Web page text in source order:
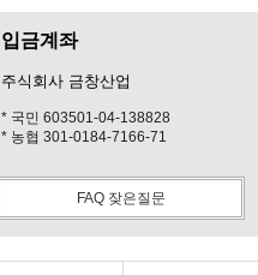
입금계좌
주식회사 금창산업
* 국민 603501-04-138828
* 농협 301-0184-7166-71
FAQ 잦은질문